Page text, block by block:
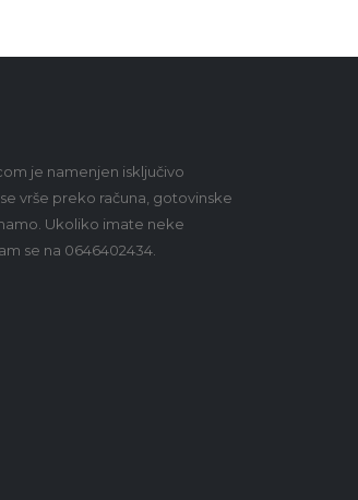
je namenjen isključivo
vrše preko računa, gotovinske
Ukoliko imate neke
se na 0646402434.